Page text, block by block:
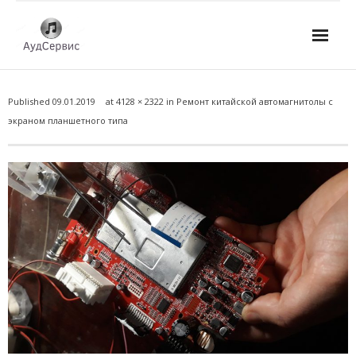
- Ремонт автомагнитол
- Ремонт микшерных пультов и консолей
- Ремонт активной акустики
- Ремонт домашних кинотеатров
- Ремонт музыкальных центров
- Ремонт аудио для клубов, ресторанов, школ
- Изготовление усилителей
Published 09.01.2019 at 4128 × 2322 in Ремонт китайской автомагнитолы с
экраном планшетного типа